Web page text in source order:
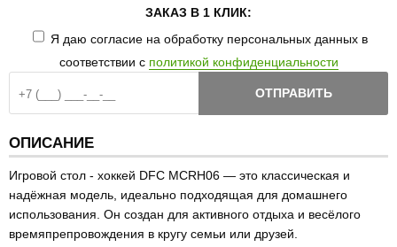
ЗАКАЗ В 1 КЛИК:
Я даю согласие на обработку персональных данных в
соответствии с политикой конфиденциальности
ОТПРАВИТЬ
ОПИСАНИЕ
Игровой стол - хоккей DFC MCRH06 — это классическая и
надёжная модель, идеально подходящая для домашнего
использования. Он создан для активного отдыха и весёлого
времяпрепровождения в кругу семьи или друзей.